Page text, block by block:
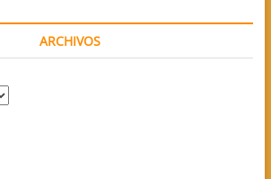
ARCHIVOS